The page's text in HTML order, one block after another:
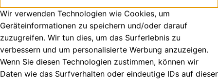
Wir verwenden Technologien wie Cookies, um
Geräteinformationen zu speichern und/oder darauf
zuzugreifen. Wir tun dies, um das Surferlebnis zu
verbessern und um personalisierte Werbung anzuzeigen.
Wenn Sie diesen Technologien zustimmen, können wir
Daten wie das Surfverhalten oder eindeutige IDs auf dieser